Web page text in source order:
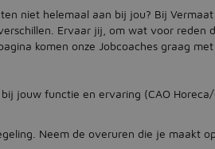
niet helemaal aan bij jou? Bij
Ervaar jij, om wat voor reden
komen onze Jobcoaches graag
bij jouw functie en ervaring (CAO
Neem de overuren die je maakt